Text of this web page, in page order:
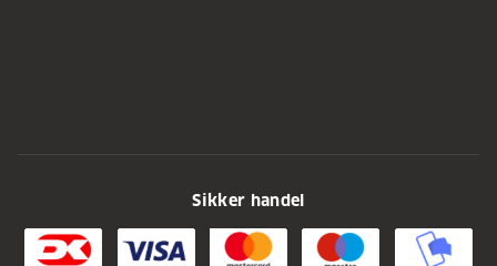
Sikker handel